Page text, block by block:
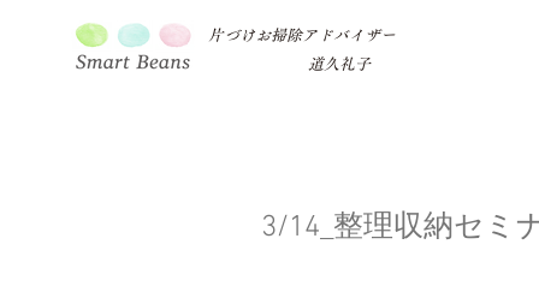
片づけお掃除アドバイザー
道久礼子
3/14_整理収納セミ